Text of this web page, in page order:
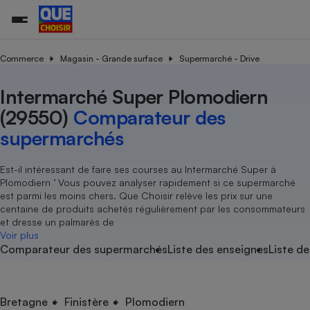
Commerce Magasin - Grande surface Supermarché - Drive
Intermarché Super Plomodiern
(29550) Comparateur des
supermarchés
Est-il intéressant de faire ses courses au Intermarché Super à
Plomodiern ’ Vous pouvez analyser rapidement si ce supermarché
est parmi les moins chers. Que Choisir relève les prix sur une
centaine de produits achetés régulièrement par les consommateurs
et dresse un palmarès de
Voir plus
Comparateur des supermarchésListe des enseignesListe
Bretagne Finistère Plomodiern
Additifs
Agriculture
Produit alimentaire
Achat - Vente - Location
Carburant
Magasin - Grande surface
Marketing - Fidélisation
Organismes de défense
Système judiciaire
Air
Eau
Achat - Vente - Travaux
Location
Sport
Vacances - Tourisme
électrique
Démarche administrative
Senior
Service marchand
Train
Transport aérien
Toutes les actualités
Enquêtes
Guides d'achat
Conseils
Brèves
Tous les services
Soumettre un litige
Lettres types
Rencontrer une association locale
Tous nos combats
Nos actions
Nos grandes victoires
Les billets de la présidente
Nos associations locales
Nous rejoindre
En savoir plus sur Que Choisir Ensemble
nous ?
L’association
Nos missions
Notre méthodologie
Notre financement
Nos partenaires
Nous rejoindre